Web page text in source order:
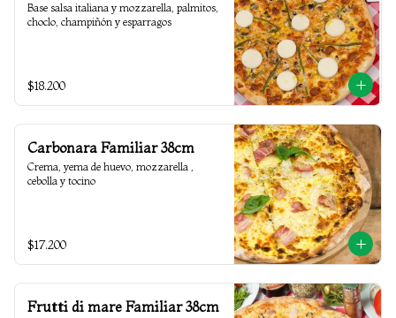
Base salsa italiana y mozzarella, palmitos,
choclo, champiñón y esparragos
$18.200
Carbonara Familiar 38cm
Crema, yema de huevo, mozzarella ,
cebolla y tocino
$17.200
Frutti di mare Familiar 38cm